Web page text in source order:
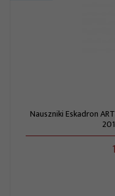
Nauszniki Eskadron